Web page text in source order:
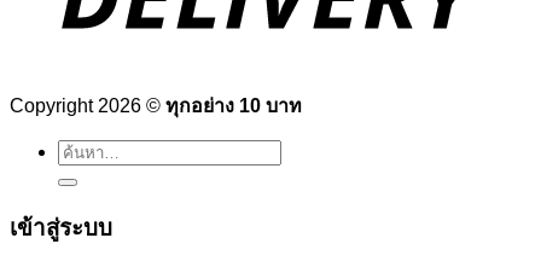
Copyright 2026 © ทุกอย่าง 10 บาท
ค้นหา:
เข้าสู่ระบบ